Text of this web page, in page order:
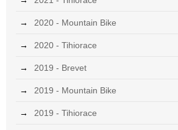
2020 - Mountain Bike
2020 - Tihiorace
2019 - Brevet
2019 - Mountain Bike
2019 - Tihiorace